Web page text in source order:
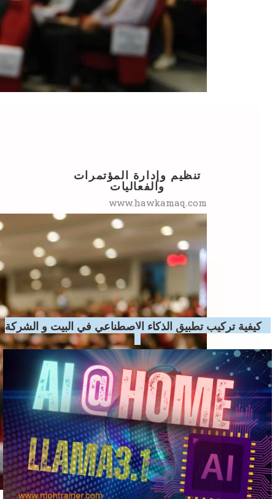
تنظيم وإدارة المؤتمرات
والفعاليات
www.hawkamaq.com
كيفية تركيب تطبيق الذكاء الاصطناعي في البيت و الشركة